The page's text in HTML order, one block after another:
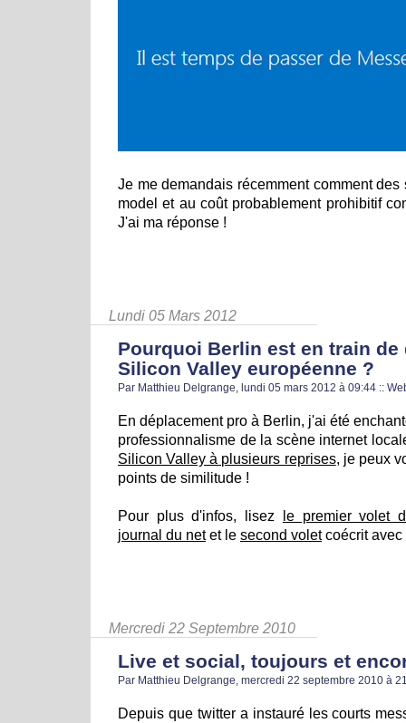
Je me demandais récemment comment
model et au coût probablement prohibitif
J'ai ma réponse !
Lundi 05 Mars 2012
Pourquoi Berlin est en train de
Silicon Valley européenne ?
Par Matthieu Delgrange, lundi 05 mars 2012 à 09:44 ::
En déplacement pro à Berlin, j'ai été
professionnalisme de la scène internet
Silicon Valley à plusieurs reprises, je peux
points de similitude !
Pour plus d'infos, lisez
le premier volet
journal du netet le second voletcoécrit avec
Mercredi 22 Septembre 2010
Live et social, toujours et
Par Matthieu Delgrange, mercredi 22 septembre 2010 à
Depuis que twitter a instauré les courts